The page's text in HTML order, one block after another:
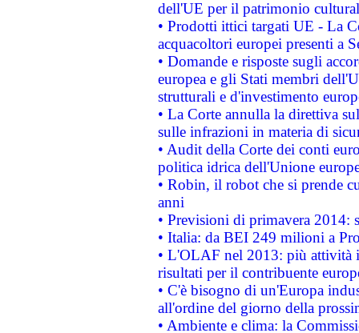
dell'UE per il patrimonio
• Prodotti ittici targati UE - La
acquacoltori europei presenti a
• Domande e risposte sugli
europea e gli Stati membri
strutturali e d'investimento
• La Corte annulla la direttiva
sulle infrazioni in materia di
• Audit della Corte dei conti
politica idrica dell'Unione
• Robin, il robot che si prende
anni
• Previsioni di primavera 2014:
• Italia: da BEI 249 milioni a
• L'OLAF nel 2013: più attività
risultati per il contribuente
• C'è bisogno di un'Europa
all'ordine del giorno della
• Ambiente e clima: la